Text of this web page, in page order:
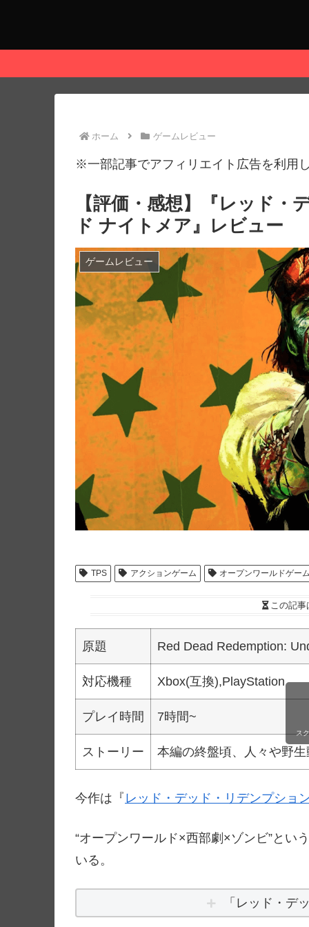
ホーム ゲームレビュー
※一部記事でアフィリエイト広告を利用
【評価・感想】『レッド
ド ナイトメア』レビュー
ゲームレビュー
TPS アクションゲーム オープンワールドゲー
この記事
原題 Red Dead Redemption:
対応機種 Xbox(互換),PlayStation
プレイ時間 7時間~
ストーリー 本編の終盤頃、人々や野
ス
今作は『 レッド・デッド・リデンプショ
“オープンワールド×西部劇×ゾンビ”とい
いる。
「レッド・デ